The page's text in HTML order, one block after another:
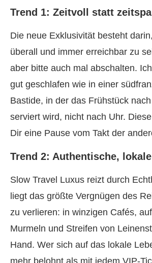
Trend 1: Zeitvoll statt
Die neue Exklusivität besteht
überall und immer erreichbar zu
aber bitte auch mal abschalten.
gut geschlafen wie in einer
Bastide, in der das Frühstück
serviert wird, nicht nach Uhr.
Dir eine Pause vom Takt der
Trend 2: Authentische,
Slow Travel Luxus reizt durch
liegt das größte Vergnügen des
zu verlieren: in winzigen Cafés,
Murmeln und Streifen von
Hand. Wer sich auf das lokale
mehr belohnt als mit jedem VIP-